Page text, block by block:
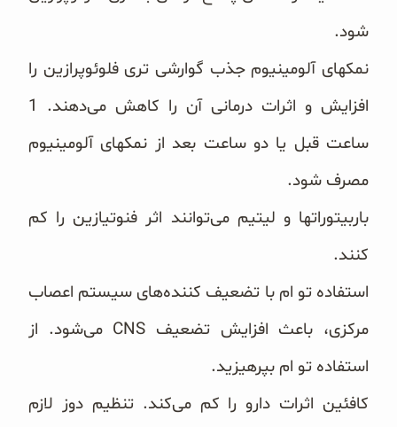
شود.
نمکهای آلومینیوم جذب گوارشی تری فلوئوپرازین را
افزایش و اثرات درمانی آن را کاهش می‌دهند. 1
ساعت قبل یا دو ‏ساعت بعد از نمکهای آلومینیوم
مصرف شود.
باربیتوراتها و لیتیم می‌توانند اثر فنوتیازین را کم
کنند.
استفاده تو ام با تضعیف کننده‌های سیستم اعصاب
مرکزی، باعث افزایش تضعیف ‏CNS‏ می‌شود. از
استفاده تو ام ‏بپرهیزید.
کافئین اثرات دارو را کم می‌کند. تنظیم دوز لازم